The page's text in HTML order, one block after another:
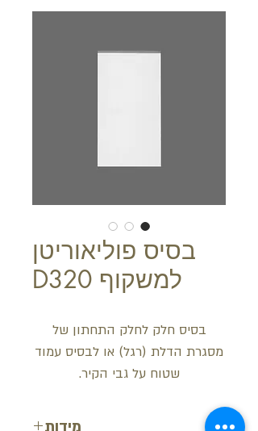
בסיס פוליאוריטן
למשקוף D320
בסיס חלק לחלק התחתון של
מסגרת הדלת (רגל) או לבסיס עמוד
שטוח על גבי הקיר.